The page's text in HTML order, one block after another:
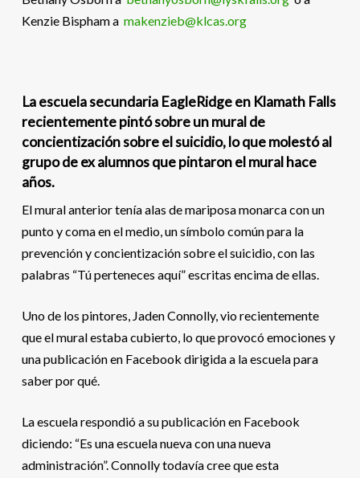
Kenzie Bispham a makenzieb@klcas.org
La escuela secundaria EagleRidge en Klamath Falls
recientemente pintó sobre un mural de
concientización sobre el suicidio, lo que molestó al
grupo de ex alumnos que pintaron el mural hace
años.
El mural anterior tenía alas de mariposa monarca con un
punto y coma en el medio, un símbolo común para la
prevención y concientización sobre el suicidio, con las
palabras “Tú perteneces aquí” escritas encima de ellas.
Uno de los pintores, Jaden Connolly, vio recientemente
que el mural estaba cubierto, lo que provocó emociones y
una publicación en Facebook dirigida a la escuela para
saber por qué.
La escuela respondió a su publicación en Facebook
diciendo: “Es una escuela nueva con una nueva
administración”. Connolly todavía cree que esta